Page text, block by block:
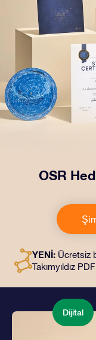
OSR
zarf içinde kişiye
adrese teslimatı
erişim imkanı bu
YENİ: Ücretsiz
Takımyıldız
Dijital